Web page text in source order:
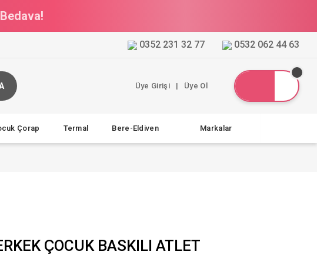
0352 231 32 77 0532 062 44 63
Üye Girişi | Üye Ol
Çorap Termal Bere-Eldiven Markalar
ÇOCUK BASKILI ATLET